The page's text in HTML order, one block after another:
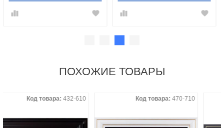
ПОХОЖИЕ ТОВАРЫ
Код товара:432-610 Код товара:470-710